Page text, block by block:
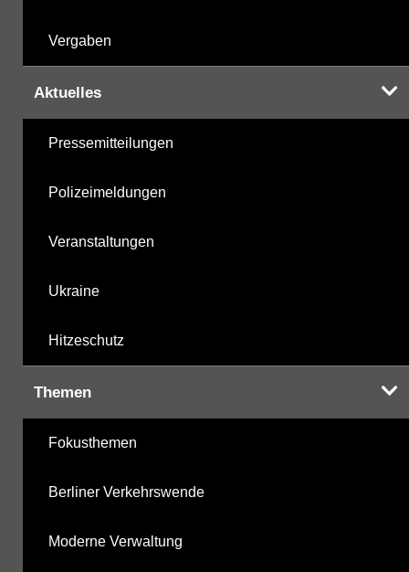
Vergaben
Aktuelles
Pressemitteilungen
Polizeimeldungen
Veranstaltungen
Ukraine
Hitzeschutz
Themen
Fokusthemen
Berliner Verkehrswende
Moderne Verwaltung